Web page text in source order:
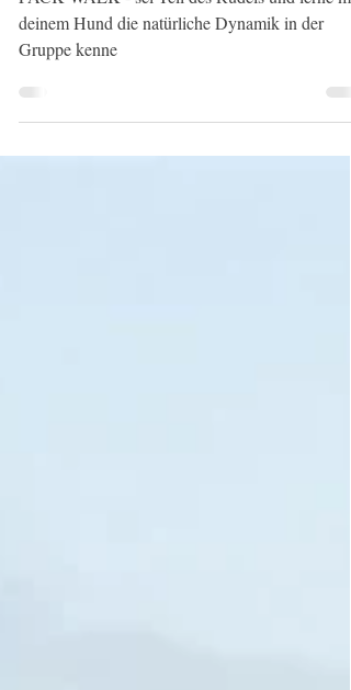
Gruppe kennen
PACK WALK - sei Teil des Rudels und lerne mit
deinem Hund die natürliche Dynamik in der